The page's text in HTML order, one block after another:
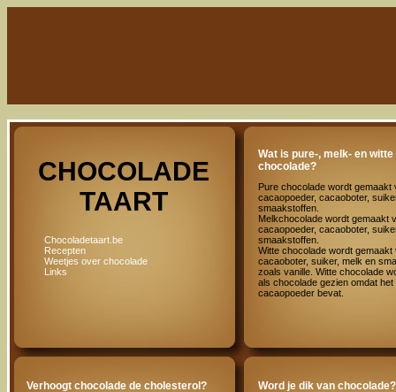
CHOCOLADE
TAART
Chocoladetaart.be
Recepten
Weetjes over chocolade
Links
Wat is pure-, melk- en witte
chocolade?
Pure chocolade wordt gemaakt
cacaopoeder, cacaoboter,
smaakstoffen.
Melkchocolade wordt gemaakt
cacaopoeder, cacaoboter,
smaakstoffen.
Witte chocolade wordt gemaakt
cacaoboter, suiker, melk en
zoals vanille. Witte chocolade
als chocolade gezien omdat het
cacaopoeder bevat.
Verhoogt chocolade de cholesterol? Word je dik van chocolade?